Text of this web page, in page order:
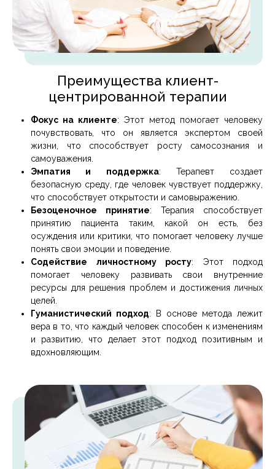
Преимущества клиент-
центрированной терапии
Фокус на клиенте: Этот метод помогает человеку
почувствовать, что он является экспертом своей
жизни, что способствует росту самосознания и
самоуважения.
Эмпатия и поддержка: Терапевт создает
безопасную среду, где человек чувствует поддержку,
что способствует открытости и самовыражению.
Безоценочное принятие: Терапия способствует
принятию пациента таким, какой он есть, без
осуждения или критики, что помогает человеку лучше
понять свои эмоции и поведение.
Содействие личностному росту: Этот подход
помогает человеку развивать свои внутренние
ресурсы для решения проблем и достижения личных
целей.
Гуманистический подход: В основе метода лежит
вера в то, что каждый человек способен к изменениям
и развитию, что делает этот подход позитивным и
вдохновляющим.